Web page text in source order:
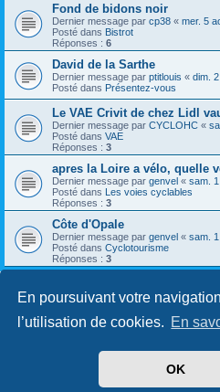
En poursuivant votre
l’utilisation de cookies. En
OK
Fond de bidons noir
Dernier message par cp38 « mer. 5
Posté dans Bistrot
Réponses : 6
David de la Sarthe
Dernier message par ptitlouis « dim.
Posté dans Présentez-vous
Le VAE Crivit de chez Lidl
Dernier message par CYCLOHC «
Posté dans VAE
Réponses : 3
apres la Loire a vélo, quelle
Dernier message par genvel « sam.
Posté dans Les voies cyclables
Réponses : 3
Côte d'Opale
Dernier message par genvel « sam.
Posté dans Cyclotourisme
Réponses : 3
8 résultats trouvés
phpBB ® Forum